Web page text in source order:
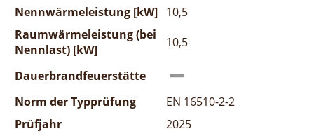
Nennwärmeleistung [kW] 10,5
Raumwärmeleistung (bei
Nennlast) [kW]
10,5
Dauerbrandfeuerstätte
Norm der Typprüfung
EN 16510-2-2
Prüfjahr
2025